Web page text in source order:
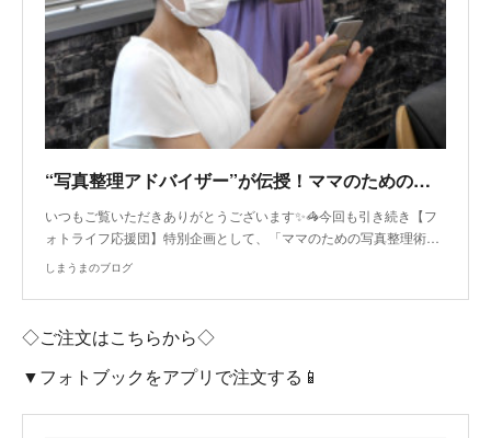
“写真整理アドバイザー”が伝授！ママのための写真整理術【実践編】
いつもご覧いただきありがとうございます✨🦓今回も引き続き【フ
ォトライフ応援団】特別企画として、「ママのための写真整理術…
しまうまのブログ
◇ご注文はこちらから◇
▼フォトブックをアプリで注文する📱